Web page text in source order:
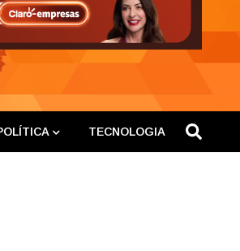
TECNOLOGIA